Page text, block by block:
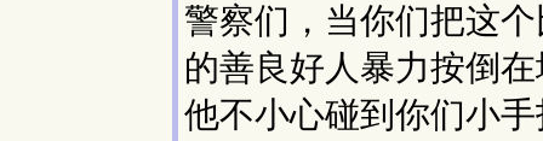
警察们，当你们把这
的善良好人暴力按倒
他不小心碰到你们小